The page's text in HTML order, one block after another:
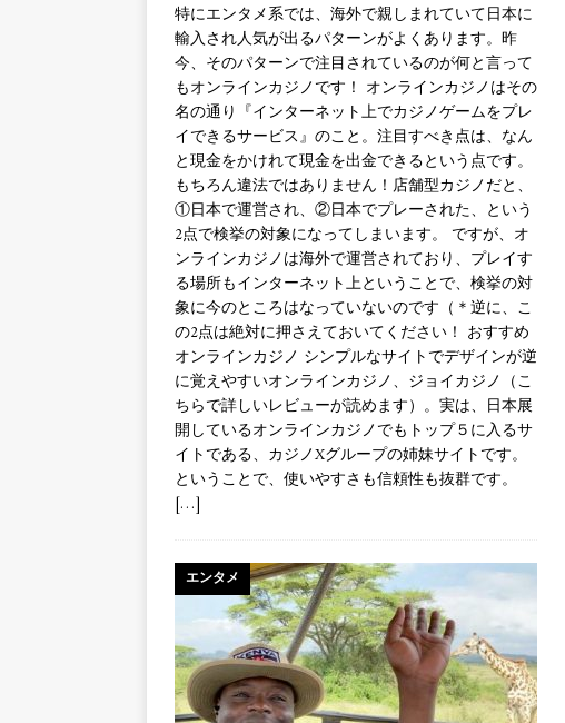
特にエンタメ系では、海外で親しまれていて日本に
輸入され人気が出るパターンがよくあります。昨
今、そのパターンで注目されているのが何と言って
もオンラインカジノです！ オンラインカジノはその
名の通り『インターネット上でカジノゲームをプレ
イできるサービス』のこと。注目すべき点は、なん
と現金をかけれて現金を出金できるという点です。
もちろん違法ではありません！店舗型カジノだと、
①日本で運営され、②日本でプレーされた、という
2点で検挙の対象になってしまいます。 ですが、オ
ンラインカジノは海外で運営されており、プレイす
る場所もインターネット上ということで、検挙の対
象に今のところはなっていないのです（＊逆に、こ
の2点は絶対に押さえておいてください！ おすすめ
オンラインカジノ シンプルなサイトでデザインが逆
に覚えやすいオンラインカジノ、ジョイカジノ（こ
ちらで詳しいレビューが読めます）。実は、日本展
開しているオンラインカジノでもトップ５に入るサ
イトである、カジノXグループの姉妹サイトです。
ということで、使いやすさも信頼性も抜群です。
[…]
エンタメ